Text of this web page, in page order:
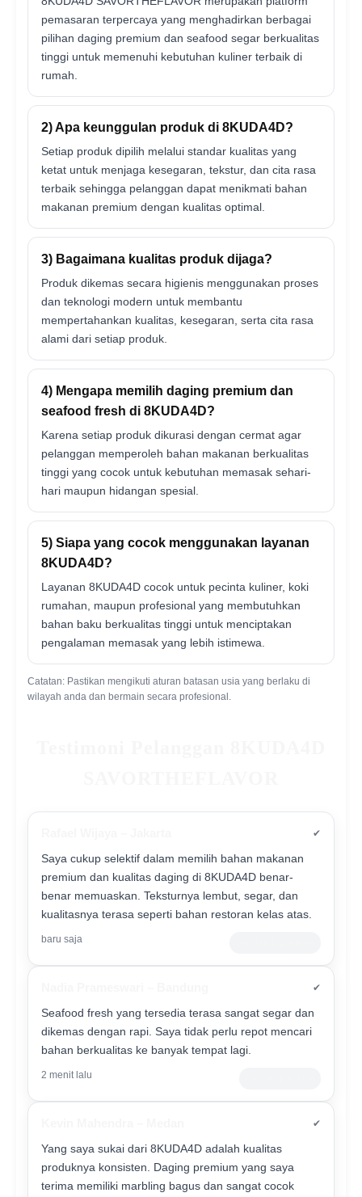
pemasaran terpercaya yang menghadirkan berbagai
pilihan daging premium dan seafood segar berkualitas
tinggi untuk memenuhi kebutuhan kuliner terbaik di
rumah.
2) Apa keunggulan produk di 8KUDA4D?
Setiap produk dipilih melalui standar kualitas yang
ketat untuk menjaga kesegaran, tekstur, dan cita rasa
terbaik sehingga pelanggan dapat menikmati bahan
makanan premium dengan kualitas optimal.
3) Bagaimana kualitas produk dijaga?
Produk dikemas secara higienis menggunakan proses
dan teknologi modern untuk membantu
mempertahankan kualitas, kesegaran, serta cita rasa
alami dari setiap produk.
4) Mengapa memilih daging premium dan
seafood fresh di 8KUDA4D?
Karena setiap produk dikurasi dengan cermat agar
pelanggan memperoleh bahan makanan berkualitas
tinggi yang cocok untuk kebutuhan memasak sehari-
hari maupun hidangan spesial.
5) Siapa yang cocok menggunakan layanan
8KUDA4D?
Layanan 8KUDA4D cocok untuk pecinta kuliner, koki
rumahan, maupun profesional yang membutuhkan
bahan baku berkualitas tinggi untuk menciptakan
pengalaman memasak yang lebih istimewa.
Catatan: Pastikan mengikuti aturan batasan usia yang berlaku di
wilayah anda dan bermain secara profesional.
✔
Saya cukup selektif dalam memilih bahan makanan
premium dan kualitas daging di 8KUDA4D benar-
benar memuaskan. Teksturnya lembut, segar, dan
kualitasnya terasa seperti bahan restoran kelas atas.
baru saja
✔
Seafood fresh yang tersedia terasa sangat segar dan
dikemas dengan rapi. Saya tidak perlu repot mencari
bahan berkualitas ke banyak tempat lagi.
2 menit lalu
✔
Yang saya sukai dari 8KUDA4D adalah kualitas
produknya konsisten. Daging premium yang saya
terima memiliki marbling bagus dan sangat cocok